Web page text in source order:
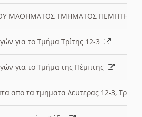
ΜΑΘΗΜΑΤΟΣ ΤΜΗΜΑΤΟΣ
για το Τμήμα Τρίτης 12-3
για το Τμήμα της Πέμπτης
απο τα τμηματα Δευτερας 12-3,